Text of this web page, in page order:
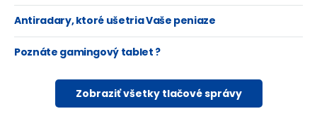
Antiradary, ktoré ušetria Vaše peniaze
Poznáte gamingový tablet ?
Zobraziť všetky tlačové správy